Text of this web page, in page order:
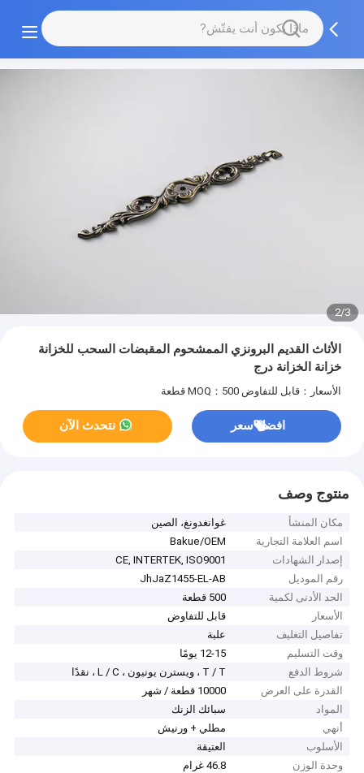
2/3
الأثاث القديم البرونزي الممشحوم المقبضات السحب للخزانة
خزانة الخزانة درج
الأسعار：قابل للتفاوض MOQ：500 قطعة
افضل سعر نتحدث الآن
منتوج وصف
مكان المنشأ
غوانغدونغ، الصين
اسم العلامة التجارية
Bakue/OEM
إصدار الشهادات
CE, INTERTEK, ISO9001
رقم الموديل
JhJaZ1455-EL-AB
الحد الأدنى لكمية
500 قطعة
الأسعار
قابل للتفاوض
تفاصيل التغليف
علبة
وقت التسليم
12-15 يومًا
شروط الدفع
T / T ، ويسترن يونيون ، L / C ، نقدًا
القدرة على العرض
10000 قطعة / شهر
المواد
سبائك الزنك
أنهي
مطلي + ورنيش
الأسلوب
العتيقة
وحدة الوزن
46.8 غرام